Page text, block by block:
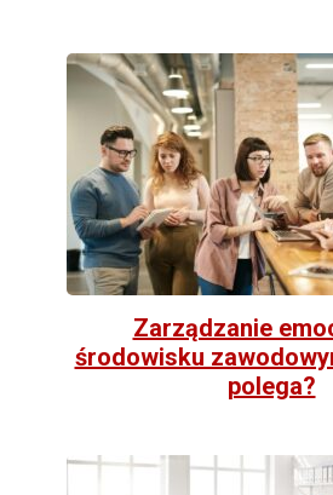
Zarządzanie
środowisku
polega?